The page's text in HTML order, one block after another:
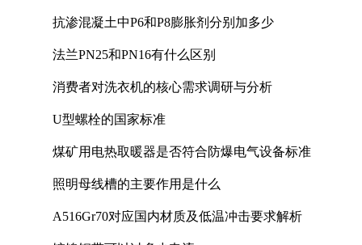
抗渗混凝土中P6和P8膨胀剂分别加多少
法兰PN25和PN16有什么区别
消费者对洗衣机的核心需求调研与分析
U型螺栓的国家标准
煤矿用电热取暖器是否符合防爆电气设备标准
照明母线槽的主要作用是什么
A516Gr70对应国内材质及低温冲击要求解析